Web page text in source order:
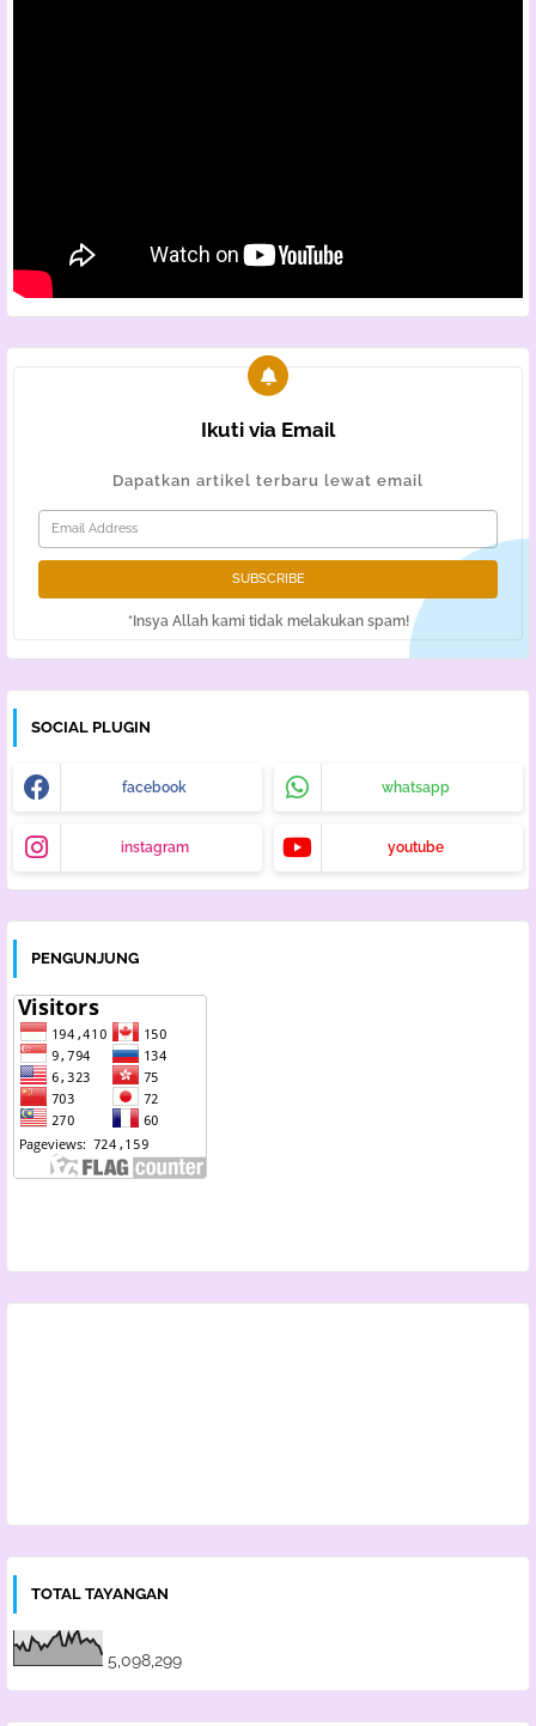
Ikuti via Email
Dapatkan artikel terbaru lewat email
*Insya Allah kami tidak melakukan spam!
SOCIAL PLUGIN
facebook whatsapp
instagram youtube
PENGUNJUNG
TOTAL TAYANGAN
5,098,299